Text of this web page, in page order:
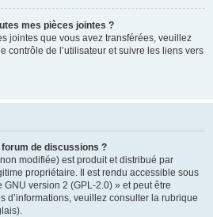
mes pièces jointes ?
jointes que vous avez transférées, veuillez
contrôle de l’utilisateur et suivre les liens vers
de discussions ?
modifiée) est produit et distribué par
propriétaire. Il est rendu accessible sous
version 2 (GPL-2.0) » et peut être
d’informations, veuillez consulter la rubrique